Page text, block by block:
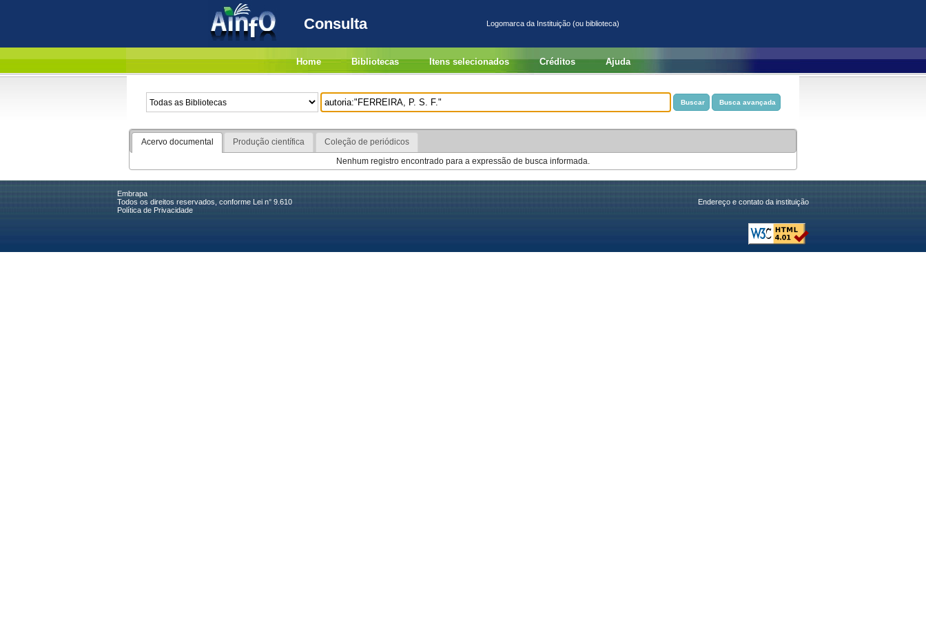
Consulta Logomarca da Instituição (ou biblioteca)
Home Bibliotecas Itens selecionados Créditos Ajuda
Acervo documental Produção científica
Coleção de periódicos
Nenhum registro encontrado para a expressão de busca informada.
Embrapa
Todos os direitos reservados, conforme Lei n° 9.610
Política de Privacidade
Endereço e contato da instituição